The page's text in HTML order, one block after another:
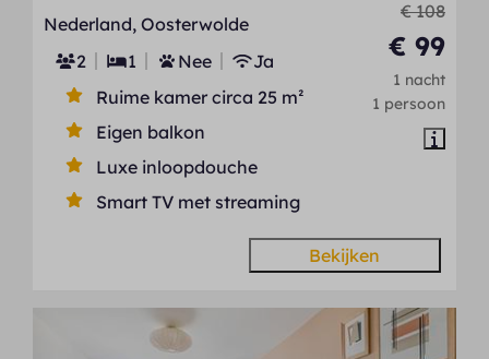
€ 108
€ 99
1 nacht
1 persoon
Nederland, Oosterwolde
2
1 Nee
Ja
Ruime kamer circa 25 m²
Eigen balkon
Luxe inloopdouche
Smart TV met streaming
Bekijken